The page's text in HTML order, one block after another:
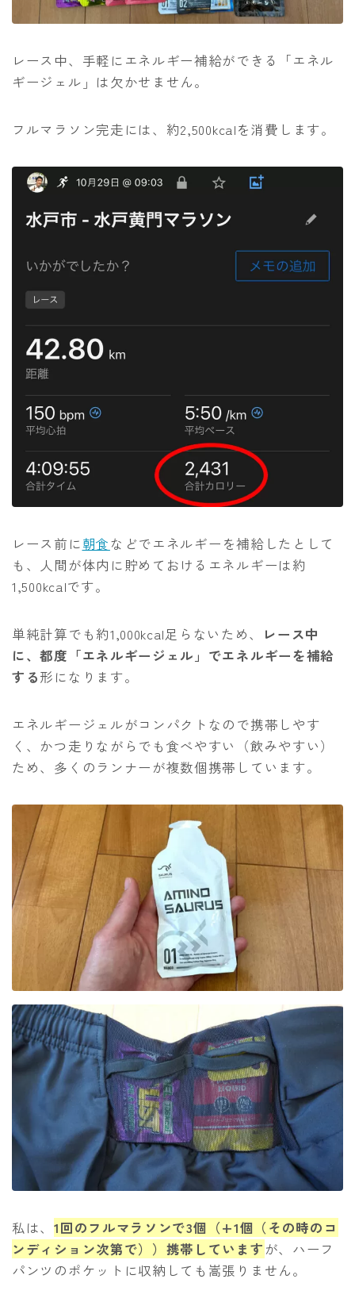
レース中、手軽にエネルギー補給ができる「エネル
ギージェル」は欠かせません。
フルマラソン完走には、約2,500kcalを消費します。
レース前に朝食などでエネルギーを補給したとして
も、人間が体内に貯めておけるエネルギーは約
1,500kcalです。
単純計算でも約1,000kcal足らないため、
レース中
に、都度「エネルギージェル」でエネルギーを補給
する形になります。
エネルギージェルがコンパクトなので携帯しやす
く、かつ走りながらでも食べやすい（飲みやすい）
ため、多くのランナーが複数個携帯しています。
私は、1回のフルマラソンで3個（+1個（その時のコ
ンディション次第で））携帯していますが、ハーフ
パンツのポケットに収納しても嵩張りません。